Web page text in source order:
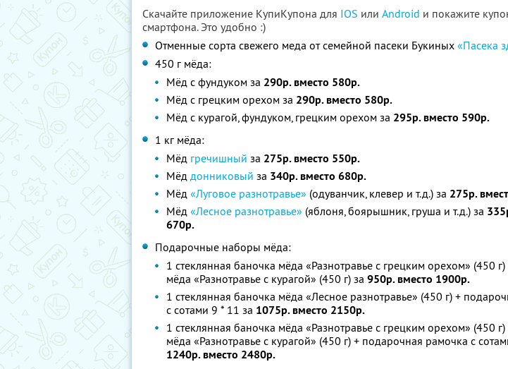
Скачайте приложение КупиКупона для IOS или Android и покажите
смартфона. Это удобно :)
Отменные сорта свежего меда от семейной пасеки Букиных «Пасека
450 г мёда:
Мёд с фундуком за 290р. вместо 580р.
Мёд с грецким орехом за 290р. вместо 580р.
Мёд с курагой, фундуком, грецким орехом за 295р. вместо 590р.
1 кг мёда:
Мёд гречишный за 275р. вместо 550р.
Мёд донниковый за 340р. вместо 680р.
Мёд «Луговое разнотравье» (одуванчик, клевер и т.д.) за 275р.
Мёд «Лесное разнотравье» (яблоня, боярышник, груша и т.д.) за
670р.
Подарочные наборы мёда:
1 стеклянная баночка мёда «Разнотравье с грецким орехом» (450
мёда «Разнотравье с курагой» (450 г) за 950р. вместо 1900р.
1 стеклянная баночка мёда «Лесное разнотравье» (450 г) +
с сотами 9 * 11 за 1075р. вместо 2150р.
1 стеклянная баночка мёда «Разнотравье с грецким орехом» (450
мёда «Разнотравье с курагой» (450 г) + подарочная рамочка с
1240р. вместо 2480р.